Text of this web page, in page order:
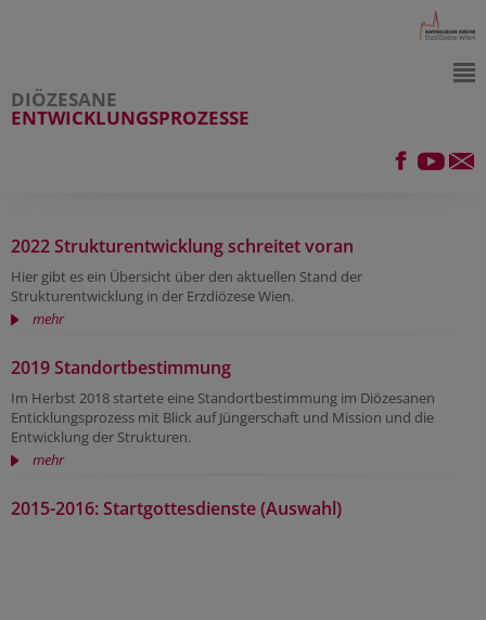
DIÖZESANE
ENTWICKLUNGSPROZESSE
2022 Strukturentwicklung schreitet voran
Hier gibt es ein Übersicht über den aktuellen Stand der
Strukturentwicklung in der Erzdiözese Wien.
mehr
2019 Standortbestimmung
Im Herbst 2018 startete eine Standortbestimmung im Diözesanen
Enticklungsprozess mit Blick auf Jüngerschaft und Mission und die
Entwicklung der Strukturen.
mehr
2015-2016: Startgottesdienste (Auswahl)